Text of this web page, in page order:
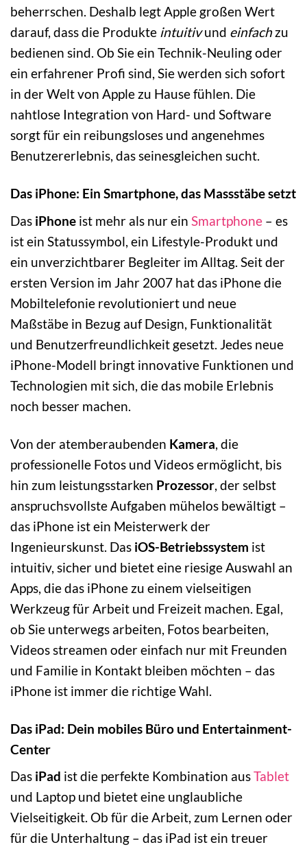
beherrschen. Deshalb legt Apple großen Wert
darauf, dass die Produkte intuitivund einfachzu
bedienen sind. Ob Sie ein Technik-Neuling oder
ein erfahrener Profi sind, Sie werden sich sofort
in der Welt von Apple zu Hause fühlen. Die
nahtlose Integration von Hard- und Software
sorgt für ein reibungsloses und angenehmes
Benutzererlebnis, das seinesgleichen sucht.
Das iPhone: Ein Smartphone, das Massstäbe setzt
Das iPhone ist mehr als nur ein Smartphone – es
ist ein Statussymbol, ein Lifestyle-Produkt und
ein unverzichtbarer Begleiter im Alltag. Seit der
ersten Version im Jahr 2007 hat das iPhone die
Mobiltelefonie revolutioniert und neue
Maßstäbe in Bezug auf Design, Funktionalität
und Benutzerfreundlichkeit gesetzt. Jedes neue
iPhone-Modell bringt innovative Funktionen und
Technologien mit sich, die das mobile Erlebnis
noch besser machen.
Von der atemberaubenden Kamera, die
professionelle Fotos und Videos ermöglicht, bis
hin zum leistungsstarken Prozessor, der selbst
anspruchsvollste Aufgaben mühelos bewältigt –
das iPhone ist ein Meisterwerk der
Ingenieurskunst. Das iOS-Betriebssystem ist
intuitiv, sicher und bietet eine riesige Auswahl an
Apps, die das iPhone zu einem vielseitigen
Werkzeug für Arbeit und Freizeit machen. Egal,
ob Sie unterwegs arbeiten, Fotos bearbeiten,
Videos streamen oder einfach nur mit Freunden
und Familie in Kontakt bleiben möchten – das
iPhone ist immer die richtige Wahl.
Das iPad: Dein mobiles Büro und Entertainment-
Center
Das iPad ist die perfekte Kombination ausTablet
und Laptop und bietet eine unglaubliche
Vielseitigkeit. Ob für die Arbeit, zum Lernen oder
für die Unterhaltung – das iPad ist ein treuer